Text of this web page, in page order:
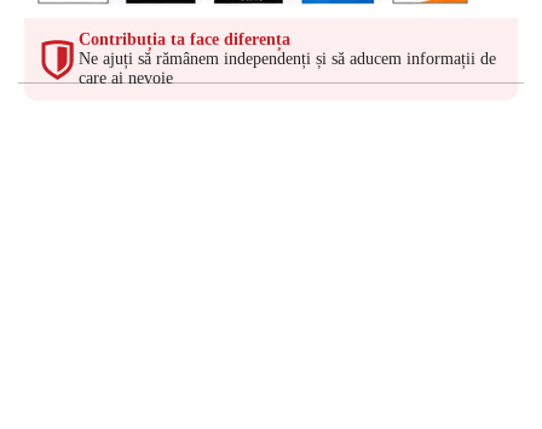
Contribuția ta face diferența
Ne ajuți să rămânem independenți și să aducem informații de
care ai nevoie